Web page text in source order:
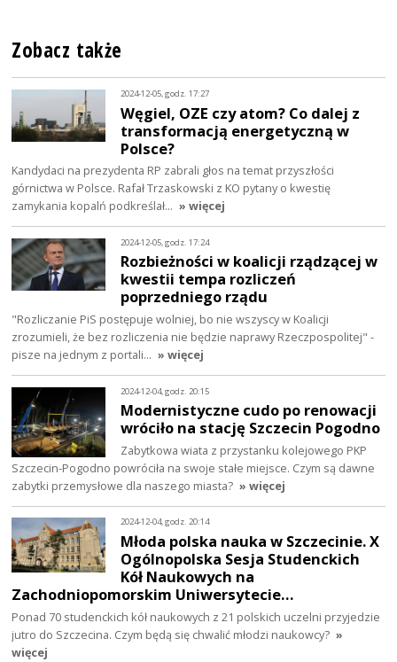
Zobacz także
2024-12-05, godz. 17:27
Węgiel, OZE czy atom? Co dalej z
transformacją energetyczną w
Polsce?
Kandydaci na prezydenta RP zabrali głos na temat przyszłości
górnictwa w Polsce. Rafał Trzaskowski z KO pytany o kwestię
zamykania kopalń podkreślał… » więcej
2024-12-05, godz. 17:24
Rozbieżności w koalicji rządzącej w
kwestii tempa rozliczeń
poprzedniego rządu
"Rozliczanie PiS postępuje wolniej, bo nie wszyscy w Koalicji
zrozumieli, że bez rozliczenia nie będzie naprawy Rzeczpospolitej" -
pisze na jednym z portali… » więcej
2024-12-04, godz. 20:15
Modernistyczne cudo po renowacji
wróciło na stację Szczecin Pogodno
Zabytkowa wiata z przystanku kolejowego PKP
Szczecin-Pogodno powróciła na swoje stałe miejsce. Czym są dawne
zabytki przemysłowe dla naszego miasta? » więcej
2024-12-04, godz. 20:14
Młoda polska nauka w Szczecinie. X
Ogólnopolska Sesja Studenckich
Kół Naukowych na
Zachodniopomorskim Uniwersytecie…
Ponad 70 studenckich kół naukowych z 21 polskich uczelni przyjedzie
jutro do Szczecina. Czym będą się chwalić młodzi naukowcy? »
więcej